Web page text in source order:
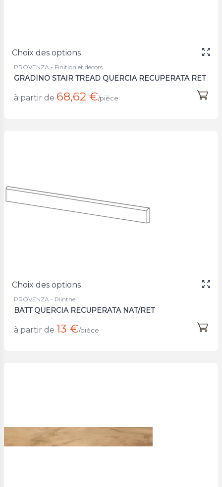
Choix des options
PROVENZA - Finition et décors
GRADINO STAIR TREAD QUERCIA RECUPERATA RET
à partir de 68,62 €/pièce
Choix des options
PROVENZA - Plinthe
BATT QUERCIA RECUPERATA NAT/RET
à partir de 13 €/pièce